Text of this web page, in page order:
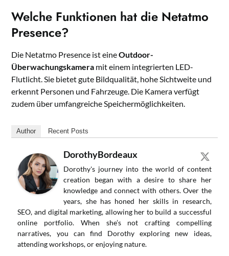
Welche Funktionen hat die Netatmo
Presence?
Die Netatmo Presence ist eineOutdoor-
Überwachungskamera mit einem integrierten LED-
Flutlicht. Sie bietet gute Bildqualität, hohe Sichtweite und
erkennt Personen und Fahrzeuge. Die Kamera verfügt
zudem über umfangreiche Speichermöglichkeiten.
Author Recent Posts
DorothyBordeaux
Dorothy's journey into the world of content
creation began with a desire to share her
knowledge and connect with others. Over the
years, she has honed her skills in research,
SEO, and digital marketing, allowing her to build a successful
online portfolio. When she’s not crafting compelling
narratives, you can find Dorothy exploring new ideas,
attending workshops, or enjoying nature.